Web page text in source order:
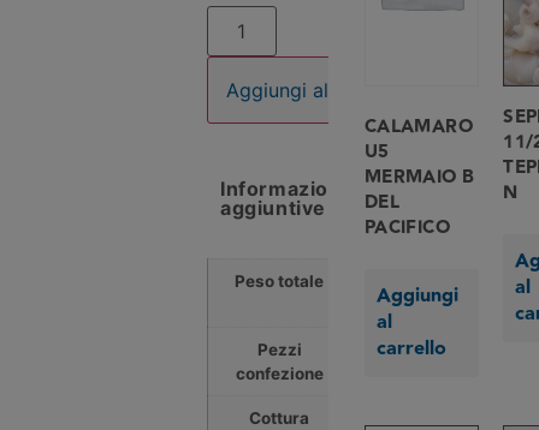
Aggiungi al carrello
Informazioni
aggiuntive
Peso totale
Pezzi
confezione
8
Cottura
CALAMARO
U5
MERMAIO B
DEL
PACIFICO
Aggiungi
al
carrello
11/
N
al